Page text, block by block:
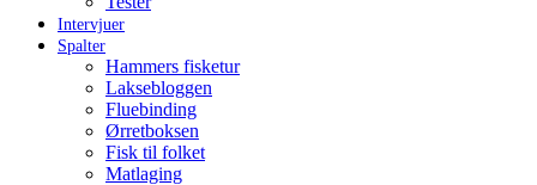
Intervjuer
Spalter
Hammers fisketur
Laksebloggen
Fluebinding
Ørretboksen
Fisk til folket
Matlaging